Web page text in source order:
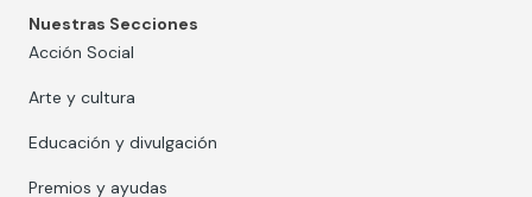
Nuestras Secciones
Acción Social
Arte y cultura
Educación y divulgación
Premios y ayudas